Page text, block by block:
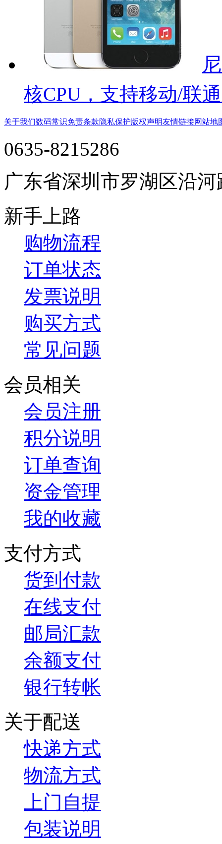
核CPU，支持移动/联
关于我们数码常识免责条款隐私保护版权声明友情链接网站地
0635-8215286
广东省深圳市罗湖区沿河
新手上路
购物流程
订单状态
发票说明
购买方式
常见问题
会员相关
会员注册
积分说明
订单查询
资金管理
我的收藏
支付方式
货到付款
在线支付
邮局汇款
余额支付
银行转帐
关于配送
快递方式
物流方式
上门自提
包装说明